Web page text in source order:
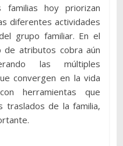
familias hoy priorizan
diferentes actividades
grupo familiar. En el
atributos cobra aún
las múltiples
convergen en la vida
herramientas que
traslados de la familia,